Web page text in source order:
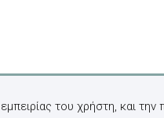
του χρήστη, και την